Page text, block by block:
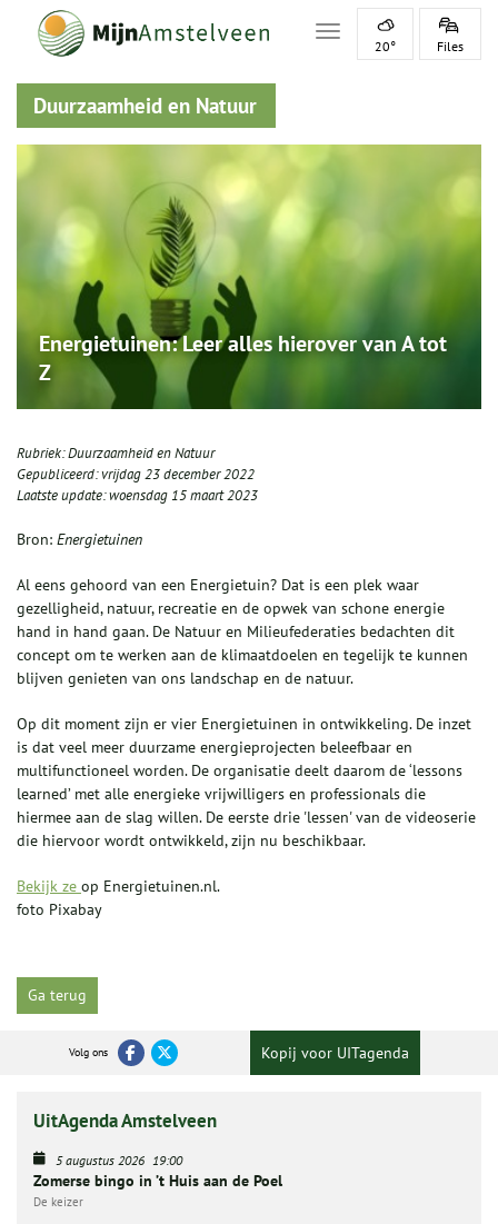
Toggle navigation
20° Files
Duurzaamheid en Natuur
Energietuinen: Leer alles hierover van A tot
Z
Rubriek:Duurzaamheid en Natuur
Gepubliceerd:vrijdag 23 december 2022
Laatste update:woensdag 15 maart 2023
Bron: Energietuinen
Al eens gehoord van een Energietuin? Dat is een plek waar
gezelligheid, natuur, recreatie en de opwek van schone energie
hand in hand gaan. De Natuur en Milieufederaties bedachten dit
concept om te werken aan de klimaatdoelen en tegelijk te kunnen
blijven genieten van ons landschap en de natuur.
Op dit moment zijn er vier Energietuinen in ontwikkeling. De inzet
is dat veel meer duurzame energieprojecten beleefbaar en
multifunctioneel worden. De organisatie deelt daarom de ‘lessons
learned’ met alle energieke vrijwilligers en professionals die
hiermee aan de slag willen. De eerste drie 'lessen' van de videoserie
die hiervoor wordt ontwikkeld, zijn nu beschikbaar.
Bekijk ze op Energietuinen.nl.
foto Pixabay
Ga terug
Volg ons Kopij voor UITagenda
UitAgenda Amstelveen
5 augustus 2026 19:00
Zomerse bingo in ’t Huis aan de Poel
De keizer